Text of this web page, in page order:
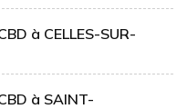
à CELLES-SUR-
à SAINT-